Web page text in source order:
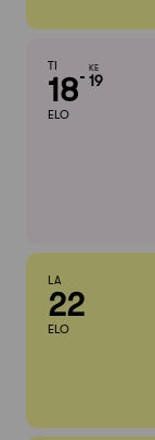
TI
18
ELO
KE
19
LA
22
ELO